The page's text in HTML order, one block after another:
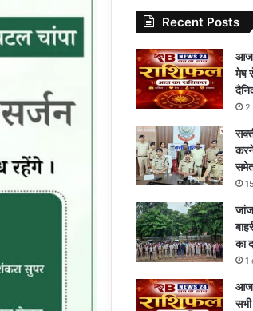
Recent Posts
आज
मेष
2
करने
का
1
आज